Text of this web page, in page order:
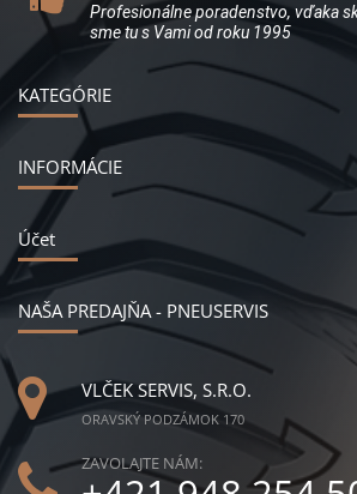
Profesionálne poradenstvo, vďaka
sme tu s Vami od roku 1995
KATEGÓRIE
INFORMÁCIE
Účet
NAŠA PREDAJŇA - PNEUSERVIS
VLČEK SERVIS, S.R.O.
ORAVSKÝ PODZÁMOK 170
ZAVOLAJTE NÁM: